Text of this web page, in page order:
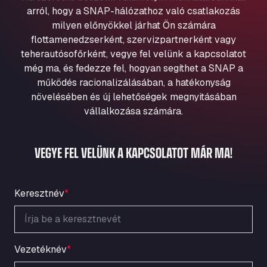
Aqua Ariva GmbH
Marie-Curie-Straße 24, 68219
Aral Autohof Bockel
An der Autobahn 1, 27404
ARAL Autohof Bockenem
Oppelner Str. 1, 31167
ARAL Autohof Merklingen
Schellweilerstraße 1, 66871
Obernburger Str. 127, 63811
Ardleigh South Services
a120 westbound, CO77SL
arról, hogy a SNAP-hálózathoz való csatlakozás
milyen előnyökkel járhat Ön számára
flottamenedzserként, szervizpartnerként vagy
teherautósofőrként, vegye fel velünk a kapcsolatot
még ma, és fedezze fel, hogyan segíthet a SNAP a
működés racionalizálásában, a hatékonyság
növelésében és új lehetőségek megnyitásában
vállalkozása számára.
VEGYE FEL VELÜNK A KAPCSOLATOT MÁR MA!
Keresztnév*
Vezetéknév*